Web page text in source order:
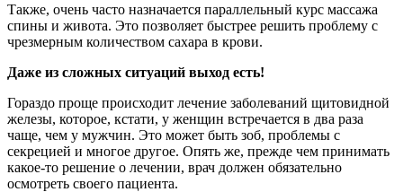
Также, очень часто назначается параллельный курс массажа
спины и живота. Это позволяет быстрее решить проблему с
чрезмерным количеством сахара в крови.
Даже из сложных ситуаций выход есть!
Гораздо проще происходит лечение заболеваний щитовидной
железы, которое, кстати, у женщин встречается в два раза
чаще, чем у мужчин. Это может быть зоб, проблемы с
секрецией и многое другое. Опять же, прежде чем принимать
какое-то решение о лечении, врач должен обязательно
осмотреть своего пациента.